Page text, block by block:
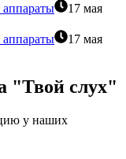
17 мая
17 мая
"Твой слух"
у наших